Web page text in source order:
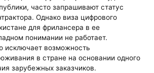
часто запрашивают статус
Однако виза цифрового
для фрилансера в ее
понимании не работает.
исключает возможность
в стране на основании одного
зарубежных заказчиков.